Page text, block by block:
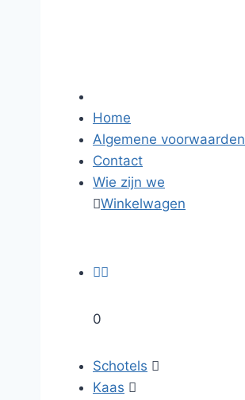
Home
Algemene voorwaarden
Contact
Wie zijn we
Winkelwagen

0
Schotels 
Kaas 